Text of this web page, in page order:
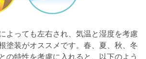
よっても左右され、気温と湿度を考慮
塗装がオススメです。春、夏、秋、冬
の特性を考慮に入れると、以下のよう